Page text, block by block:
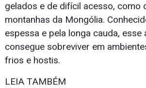
gelados e de difícil acesso, como
montanhas da Mongólia.
espessa e pela longa cauda, esse
consegue sobreviver em
frios e hostis.
LEIA TAMBÉM